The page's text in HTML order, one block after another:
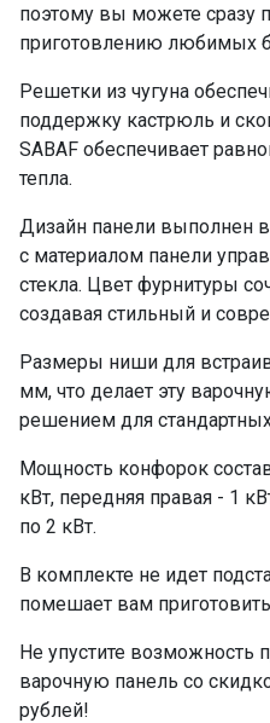
поэтому вы можете сразу
приготовлению любимых
Решетки из чугуна
поддержку кастрюль и
SABAF обеспечивает
тепла.
Дизайн панели выполнен
с материалом панели
стекла. Цвет фурнитуры
создавая стильный и
Размеры ниши для
мм, что делает эту
решением для
Мощность конфорок
кВт, передняя правая - 1
по 2 кВт.
В комплекте не идет
помешает вам
Не упустите возможность
варочную панель со
рублей!